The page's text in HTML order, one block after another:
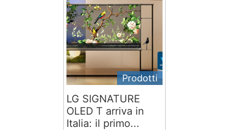
Prodotti
LG SIGNATURE
OLED T arriva in
Italia: il primo...